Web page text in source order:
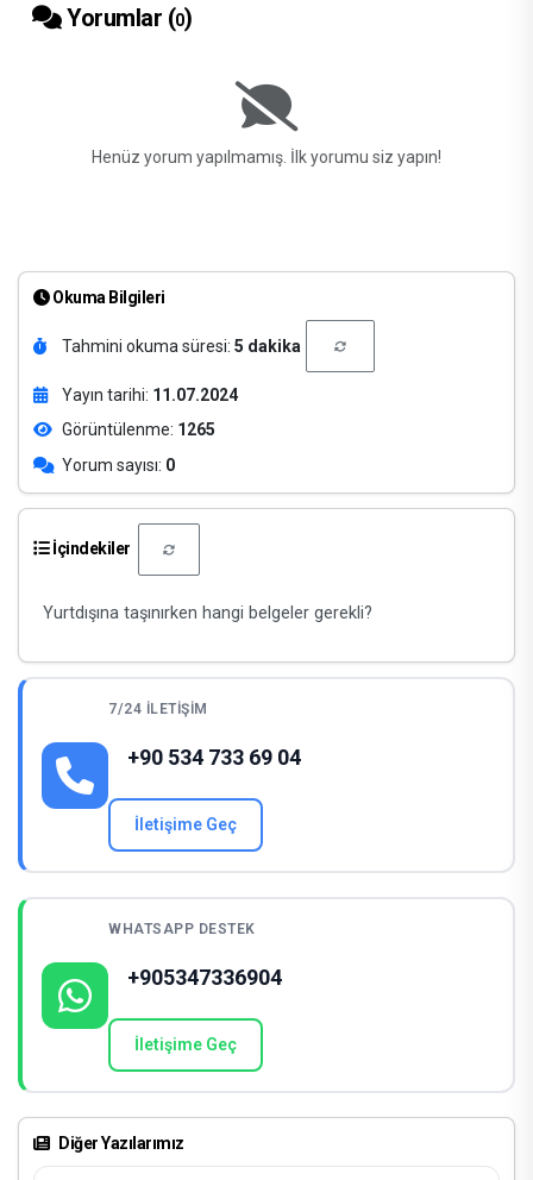
Okuma Bilgileri
Tahmini okuma süresi: 5 dakika
Yayın tarihi: 11.07.2024
Görüntülenme: 1265
Yorum sayısı: 0
İçindekiler
Yurtdışına taşınırken hangi belgeler gerekli?
7/24 İLETIŞIM
+90 534 733 69 04
İletişime Geç
WHATSAPP DESTEK
+905347336904
İletişime Geç
Diğer Yazılarımız
Yorumlar (0)
Henüz yorum yapılmamış. İlk yorumu siz yapın!